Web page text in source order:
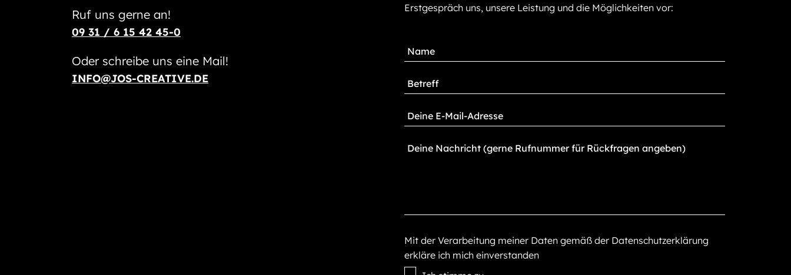
Ruf uns gerne an!
09 31 / 6 15 42 45-0
Oder schreibe uns eine Mail!
INFO@JOS-CREATIVE.DE
Erstgespräch uns, unsere Leistung und die Möglichkeiten vor:
Mit der Verarbeitung meiner Daten gemäß der Datenschutzerklärung
erkläre ich mich einverstanden